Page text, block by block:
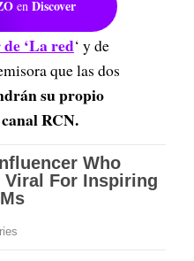
en Discover
‘La red‘ y de
que las dos
su propio
RCN.